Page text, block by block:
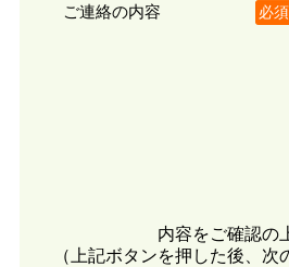
ご連絡の内容 必須
内容をご確認の
（上記ボタンを押した後、